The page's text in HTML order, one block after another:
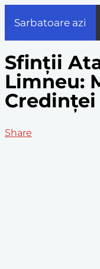
Sarbatoare azi
Sfinții
Limneu:
Share